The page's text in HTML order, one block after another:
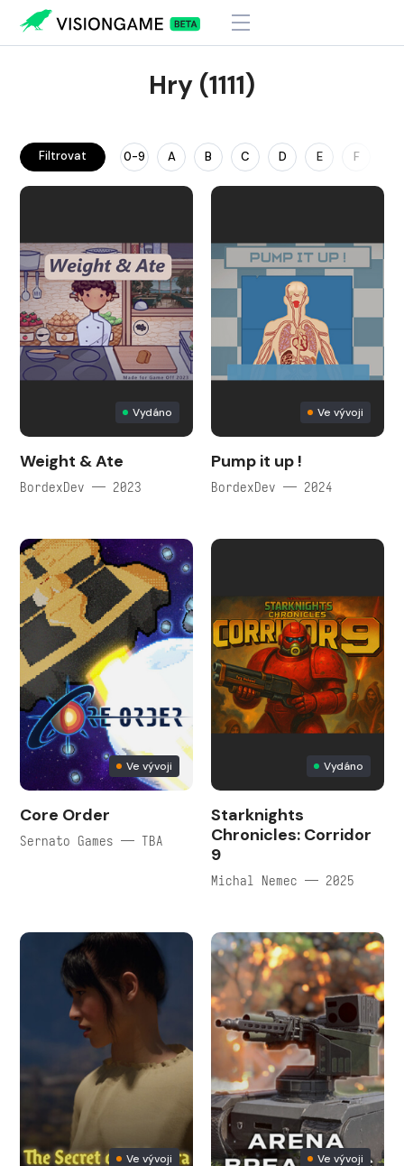
Hry (1111)
Filtrovat 0-9 A B C D E F
Vydáno
Weight & Ate
BordexDev — 2023
Ve vývoji
Pump it up !
BordexDev — 2024
Ve vývoji
Core Order
Sernato Games — TBA
Vydáno
Starknights
Chronicles: Corridor
9
Michal Nemec — 2025
Ve vývoji Ve vývoji